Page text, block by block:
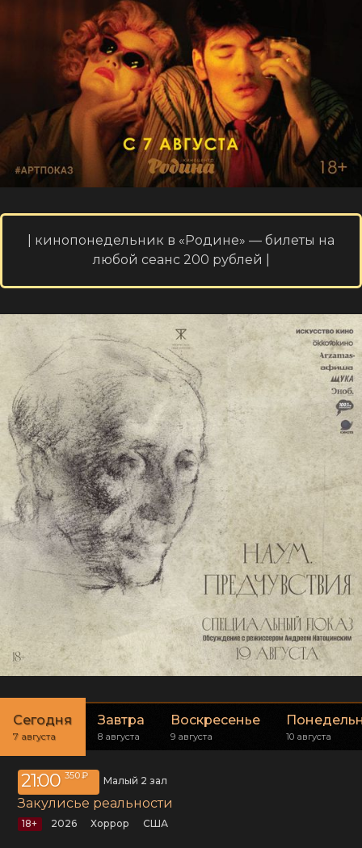
| кинопонедельник в «Родине» — билеты на
любой сеанс 200 рублей |
Сегодня
7 августа
Завтра
8 августа
Воскресенье
9 августа 10 августа
21:00 350 ₽ Малый 2 зал
Закулисье реальности
18+ 2026 хоррор США